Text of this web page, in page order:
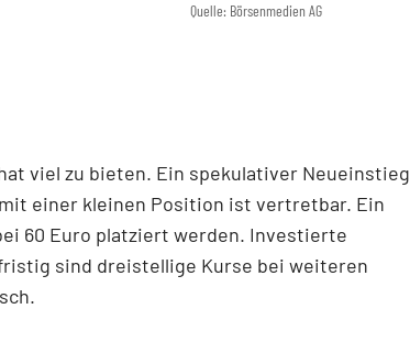
Quelle: Börsenmedien AG
viel zu bieten. Ein spekulativer Neueinstieg
einer kleinen Position ist vertretbar. Ein
60 Euro platziert werden. Investierte
sind dreistellige Kurse bei weiteren